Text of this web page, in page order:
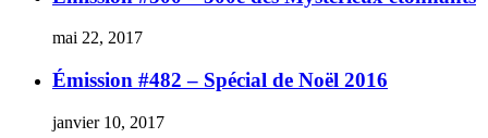
mai 22, 2017
Émission #482 – Spécial de Noël 2016
janvier 10, 2017